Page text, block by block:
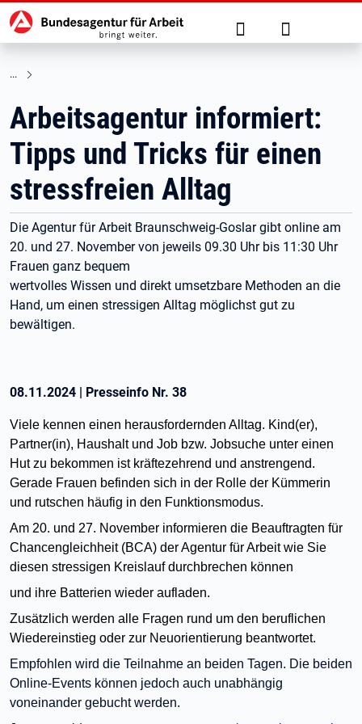
zu den Hauptinhalten springen
Hauptnavigation Suche Anmelden
Arbeitsagentur informiert:
Tipps und Tricks für einen
stressfreien Alltag
Die Agentur für Arbeit Braunschweig-Goslar gibt online am
20. und 27. November von jeweils 09.30 Uhr bis 11:30 Uhr
Frauen ganz bequem
wertvolles Wissen und direkt umsetzbare Methoden an die
Hand, um einen stressigen Alltag möglichst gut zu
bewältigen.
08.11.2024 | Presseinfo Nr. 38
Viele kennen einen herausfordernden Alltag. Kind(er),
Partner(in), Haushalt und Job bzw. Jobsuche unter einen
Hut zu bekommen ist kräftezehrend und anstrengend.
Gerade Frauen befinden sich in der Rolle der Kümmerin
und rutschen häufig in den Funktionsmodus.
Am 20. und 27. November informieren die Beauftragten für
Chancengleichheit (BCA) der Agentur für Arbeit wie Sie
diesen stressigen Kreislauf durchbrechen können
und ihre Batterien wieder aufladen.
Zusätzlich werden alle Fragen rund um den beruflichen
Wiedereinstieg oder zur Neuorientierung beantwortet.
Empfohlen wird die Teilnahme an beiden Tagen. Die beiden
Online-Events können jedoch auch unabhängig
voneinander gebucht werden.